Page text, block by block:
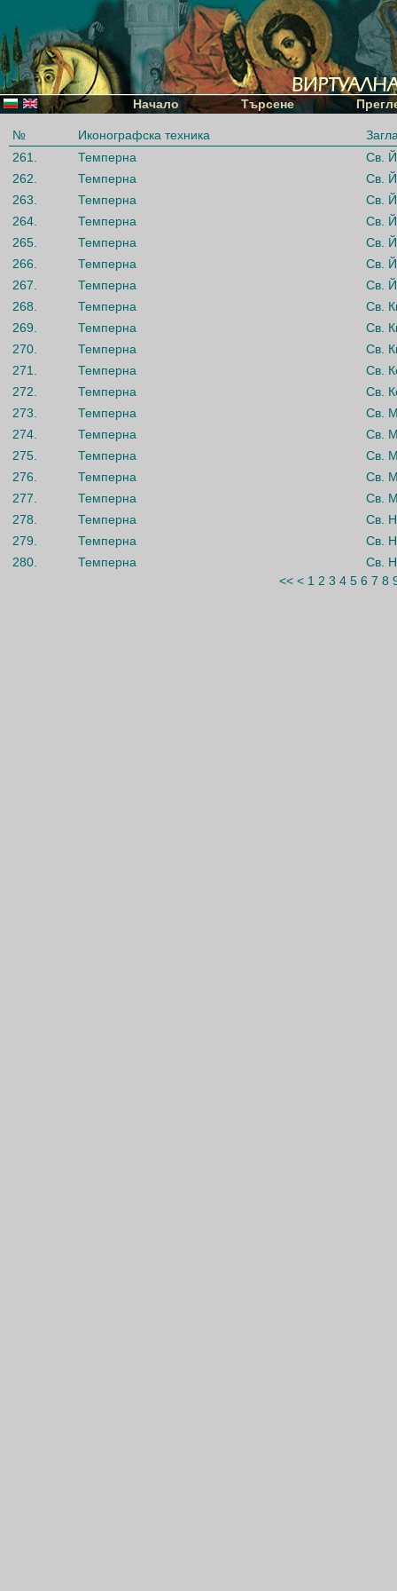
Начало Търсене
№ Иконографска техника
261.
Темперна
Св.
262.
Темперна
Св.
263.
Темперна
Св.
264.
Темперна
Св.
265.
Темперна
Св.
266.
Темперна
Св.
267.
Темперна
Св.
268.
Темперна
Св.
269.
Темперна
Св.
270.
Темперна
Св.
271.
Темперна
Св.
272.
Темперна
Св.
273.
Темперна
Св.
274.
Темперна
Св.
275.
Темперна
Св.
276.
Темперна
Св.
277.
Темперна
Св.
278.
Темперна
Св.
279.
Темперна
Св.
280.
Темперна
Св.
<< < 1 2 3 4 5 6 7 8